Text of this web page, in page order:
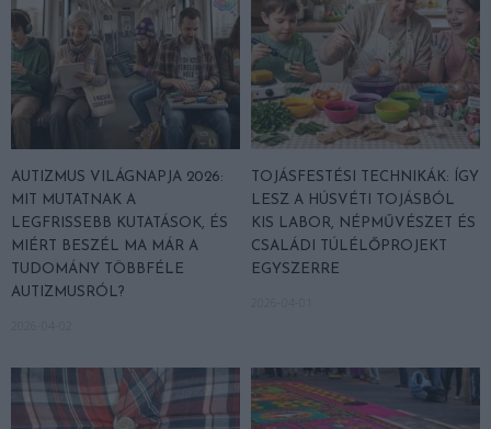
AUTIZMUS VILÁGNAPJA 2026:
MIT MUTATNAK A
LEGFRISSEBB KUTATÁSOK, ÉS
MIÉRT BESZÉL MA MÁR A
TUDOMÁNY TÖBBFÉLE
AUTIZMUSRÓL?
TOJÁSFESTÉSI TECHNIKÁK: ÍGY
LESZ A HÚSVÉTI TOJÁSBÓL
KIS LABOR, NÉPMŰVÉSZET ÉS
CSALÁDI TÚLÉLŐPROJEKT
EGYSZERRE